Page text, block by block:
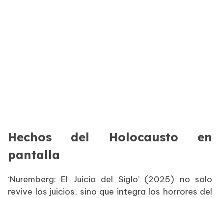
Hechos del Holocausto en
pantalla
‘Nuremberg: El Juicio del Siglo’ (2025) no solo
revive los juicios, sino que integra los horrores del